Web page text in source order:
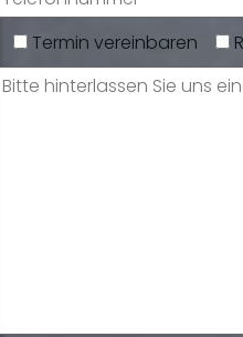
Giorgio De
Termin vereinbaren